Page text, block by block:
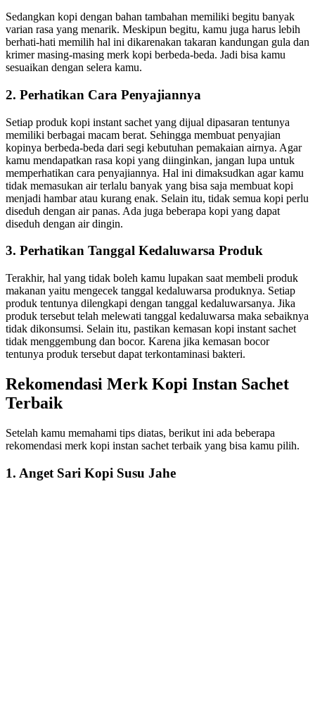
Sedangkan kopi dengan bahan tambahan memiliki begitu banyak
varian rasa yang menarik. Meskipun begitu, kamu juga harus lebih
berhati-hati memilih hal ini dikarenakan takaran kandungan gula dan
krimer masing-masing merk kopi berbeda-beda. Jadi bisa kamu
sesuaikan dengan selera kamu.
2. Perhatikan Cara Penyajiannya
Setiap produk kopi instant sachet yang dijual dipasaran tentunya
memiliki berbagai macam berat. Sehingga membuat penyajian
kopinya berbeda-beda dari segi kebutuhan pemakaian airnya. Agar
kamu mendapatkan rasa kopi yang diinginkan, jangan lupa untuk
memperhatikan cara penyajiannya. Hal ini dimaksudkan agar kamu
tidak memasukan air terlalu banyak yang bisa saja membuat kopi
menjadi hambar atau kurang enak. Selain itu, tidak semua kopi perlu
diseduh dengan air panas. Ada juga beberapa kopi yang dapat
diseduh dengan air dingin.
3. Perhatikan Tanggal Kedaluwarsa Produk
Terakhir, hal yang tidak boleh kamu lupakan saat membeli produk
makanan yaitu mengecek tanggal kedaluwarsa produknya. Setiap
produk tentunya dilengkapi dengan tanggal kedaluwarsanya. Jika
produk tersebut telah melewati tanggal kedaluwarsa maka sebaiknya
tidak dikonsumsi. Selain itu, pastikan kemasan kopi instant sachet
tidak menggembung dan bocor. Karena jika kemasan bocor
tentunya produk tersebut dapat terkontaminasi bakteri.
Rekomendasi Merk Kopi Instan Sachet
Terbaik
Setelah kamu memahami tips diatas, berikut ini ada beberapa
rekomendasi merk kopi instan sachet terbaik yang bisa kamu pilih.
1. Anget Sari Kopi Susu Jahe